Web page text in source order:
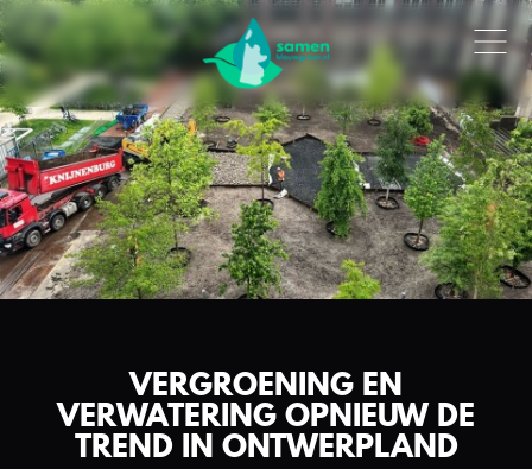
VERGROENING EN
VERWATERING OPNIEUW DE
TREND IN ONTWERPLAND